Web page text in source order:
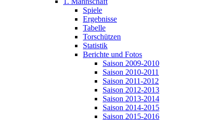
Spiele
Ergebnisse
Tabelle
Torschützen
Statistik
Berichte und Fotos
Saison 2009-2010
Saison 2010-2011
Saison 2011-2012
Saison 2012-2013
Saison 2013-2014
Saison 2014-2015
Saison 2015-2016